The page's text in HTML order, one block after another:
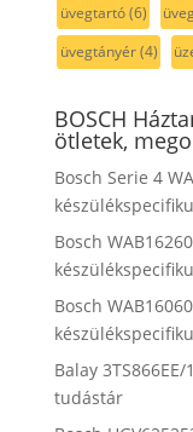
üvegtartó(6)
üvegtányér(4)
BOSCH
ötletek,
Bosch Serie 4
Bosch
Bosch
Balay
tudástár